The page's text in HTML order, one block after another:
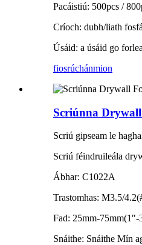
Pacáistiú: 500pcs /
Críoch: dubh/liath
Úsáid: a úsáid go
fiosrúchánmion
Scriúnna
Scriú gipseam le
Scriú féindruileála
Ábhar: C1022A
Trastomhas: M3.5/
Fad: 25mm-75mm(1″-
Snáithe: Snáithe Mín